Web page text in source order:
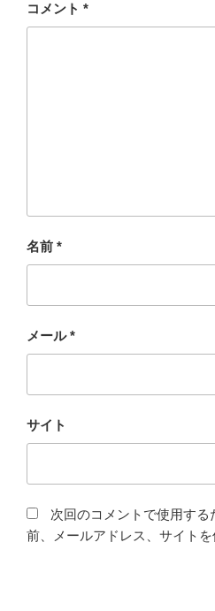
コメント *
名前 *
メール*
サイト
次回のコメントで使用す
前、メールアドレス、サイトを